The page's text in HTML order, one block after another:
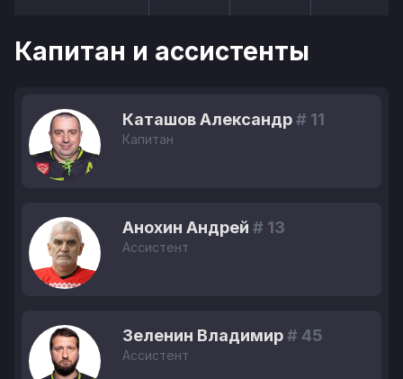
Капитан и ассистенты
Каташов Александр# 11
Капитан
Анохин Андрей # 13
Ассистент
Зеленин Владимир# 45
Ассистент